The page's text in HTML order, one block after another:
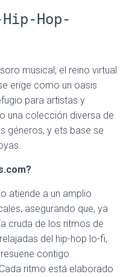
Hop-
musical, el reino virtual
erige como un oasis
para artistas y
una colección diversa de
géneros, y ets base se
atiende a un amplio
asegurando que, ya
cruda de los ritmos de
del hip-hop lo-fi,
contigo.
Cada ritmo está elaborado